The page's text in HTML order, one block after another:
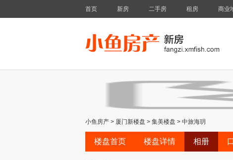
首页 新房 二手房 租房 商业
小鱼房产 > 厦门新楼盘 > 集美楼盘 > 中旅海玥
楼盘首页 楼盘详情 相册